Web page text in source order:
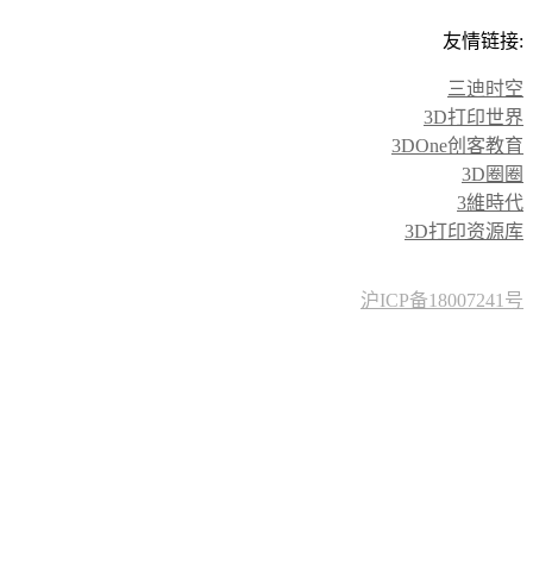
友情链接:
三迪时空
3D打印世界
3DOne创客教育
3D圈圈
3維時代
3D打印资源库
沪ICP备18007241号